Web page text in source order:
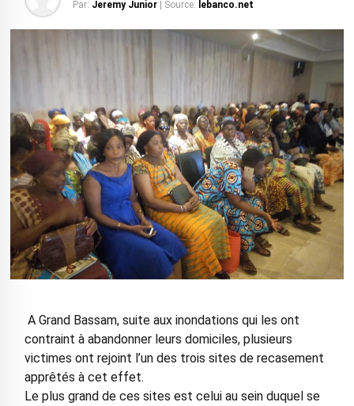
Par: Jeremy Junior | Source: lebanco.net
A Grand Bassam, suite aux inondations qui les ont
contraint à abandonner leurs domiciles, plusieurs
victimes ont rejoint l’un des trois sites de recasement
apprêtés à cet effet.
Le plus grand de ces sites est celui au sein duquel se